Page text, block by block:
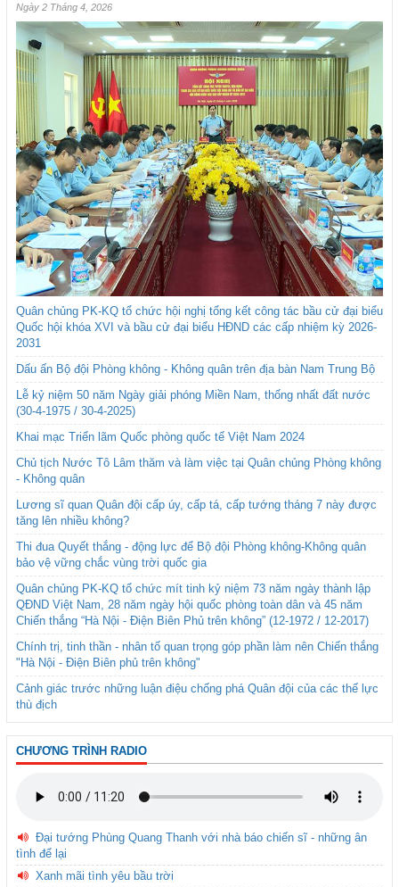
Ngày 2 Tháng 4, 2026
Quân chủng PK-KQ tổ chức hội nghị tổng kết công tác bầu cử đại biểu
Quốc hội khóa XVI và bầu cử đại biểu HĐND các cấp nhiệm kỳ 2026-
2031
Dấu ấn Bộ đội Phòng không - Không quân trên địa bàn Nam Trung Bộ
Lễ kỷ niệm 50 năm Ngày giải phóng Miền Nam, thống nhất đất nước
(30-4-1975 / 30-4-2025)
Khai mạc Triển lãm Quốc phòng quốc tế Việt Nam 2024
Chủ tịch Nước Tô Lâm thăm và làm việc tại Quân chủng Phòng không
- Không quân
Lương sĩ quan Quân đội cấp úy, cấp tá, cấp tướng tháng 7 này được
tăng lên nhiều không?
Thi đua Quyết thắng - động lực để Bộ đội Phòng không-Không quân
bảo vệ vững chắc vùng trời quốc gia
Quân chủng PK-KQ tổ chức mít tinh kỷ niệm 73 năm ngày thành lập
QĐND Việt Nam, 28 năm ngày hội quốc phòng toàn dân và 45 năm
Chiến thắng “Hà Nội - Điện Biên Phủ trên không” (12-1972 / 12-2017)
Chính trị, tinh thần - nhân tố quan trọng góp phần làm nên Chiến thắng
"Hà Nội - Điện Biên phủ trên không"
Cảnh giác trước những luận điệu chống phá Quân đội của các thế lực
thù địch
CHƯƠNG TRÌNH RADIO
Đại tướng Phùng Quang Thanh với nhà báo chiến sĩ - những ân
tình để lại
Xanh mãi tình yêu bầu trời